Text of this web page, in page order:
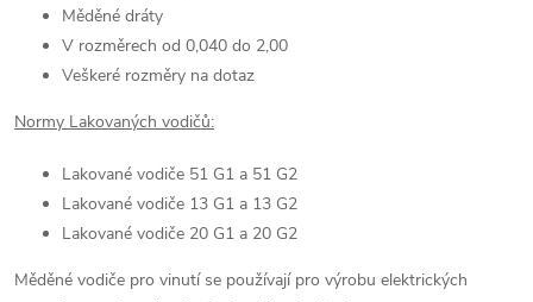
Měděné dráty
V rozměrech od 0,040 do 2,00
Veškeré rozměry na dotaz
Normy Lakovaných vodičů:
Lakované vodiče 51 G1 a 51 G2
Lakované vodiče 13 G1 a 13 G2
Lakované vodiče 20 G1 a 20 G2
Měděné vodiče pro vinutí se používají pro výrobu elektrických